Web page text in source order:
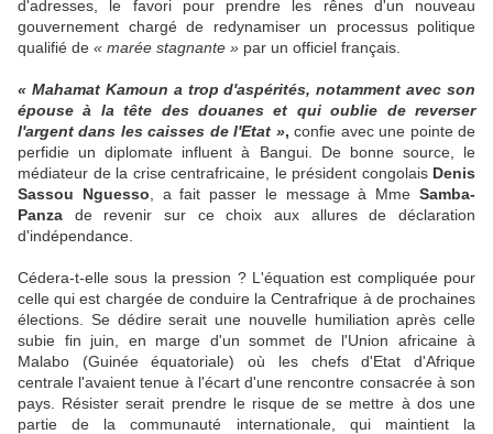
d'adresses, le favori pour prendre les rênes d'un nouveau
gouvernement chargé de redynamiser un processus politique
qualifié de « marée stagnante » par un officiel français.
« Mahamat Kamoun a trop d'aspérités, notamment avec son
épouse à la tête des douanes et qui oublie de reverser
l'argent dans les caisses de l'Etat », confie avec une pointe de
perfidie un diplomate influent à Bangui. De bonne source, le
médiateur de la crise centrafricaine, le président congolais Denis
Sassou Nguesso , a fait passer le message à MmeSamba-
Panza de revenir sur ce choix aux allures de déclaration
d'indépendance.
Cédera-t-elle sous la pression ? L'équation est compliquée pour
celle qui est chargée de conduire la Centrafrique à de prochaines
élections. Se dédire serait une nouvelle humiliation après celle
subie fin juin, en marge d'un sommet de l'Union africaine à
Malabo (Guinée équatoriale) où les chefs d'Etat d'Afrique
centrale l'avaient tenue à l'écart d'une rencontre consacrée à son
pays. Résister serait prendre le risque de se mettre à dos une
partie de la communauté internationale, qui maintient la